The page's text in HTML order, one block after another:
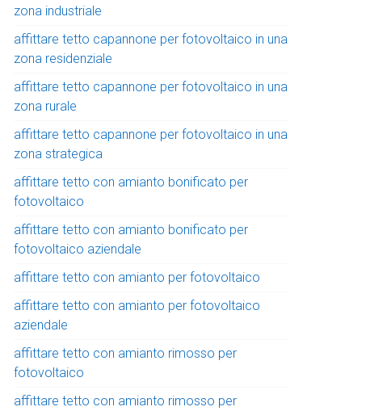
zona industriale
affittare tetto capannone per fotovoltaico in una
zona residenziale
affittare tetto capannone per fotovoltaico in una
zona rurale
affittare tetto capannone per fotovoltaico in una
zona strategica
affittare tetto con amianto bonificato per
fotovoltaico
affittare tetto con amianto bonificato per
fotovoltaico aziendale
affittare tetto con amianto per fotovoltaico
affittare tetto con amianto per fotovoltaico
aziendale
affittare tetto con amianto rimosso per
fotovoltaico
affittare tetto con amianto rimosso per